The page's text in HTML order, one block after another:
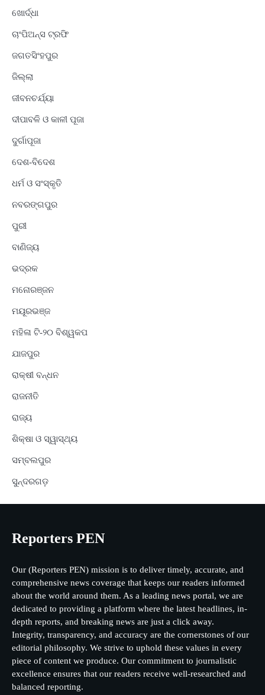
ଖୋର୍ଦ୍ଧା
ଚାଂପିଅନ୍ସ ଟ୍ରଫି
ଜଗତସିଂହପୁର
ଜିଲ୍ଲା
ଜୀବନଚର୍ଯ୍ୟା
ଦୀପାବଳି ଓ କାଳୀ ପୂଜା
ଦୁର୍ଗାପୂଜା
ଦେଶ-ବିଦେଶ
ଧର୍ମ ଓ ସଂସ୍କୃତି
ନବରଙ୍ଗପୁର
ପୁରୀ
ବାଣିଜ୍ୟ
ଭଦ୍ରକ
ମନୋରଞ୍ଜନ
ମୟୂରଭଞ୍ଜ
ମହିଳା ଟି-୨୦ ବିଶ୍ୱକପ
ଯାଜପୁର
ରାକ୍ଷୀ ବନ୍ଧନ
ରାଜନୀତି
ରାଜ୍ୟ
ଶିକ୍ଷା ଓ ସ୍ୱାସ୍ଥ୍ୟ
ସମ୍ବଲପୁର
ସୁନ୍ଦରଗଡ଼
Reporters PEN
Our (Reporters PEN) mission is to deliver timely, accurate, and
comprehensive news coverage that keeps our readers informed
about the world around them. As a leading news portal, we are
dedicated to providing a platform where the latest headlines, in-
depth reports, and breaking news are just a click away.
Integrity, transparency, and accuracy are the cornerstones of our
editorial philosophy. We strive to uphold these values in every
piece of content we produce. Our commitment to journalistic
excellence ensures that our readers receive well-researched and
balanced reporting.